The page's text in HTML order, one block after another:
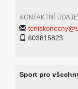
KONTAKTNÍ ÚDAJE
603815823
Sport pro